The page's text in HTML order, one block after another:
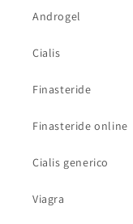
Androgel
Cialis
Finasteride
Finasteride online
Cialis generico
Viagra